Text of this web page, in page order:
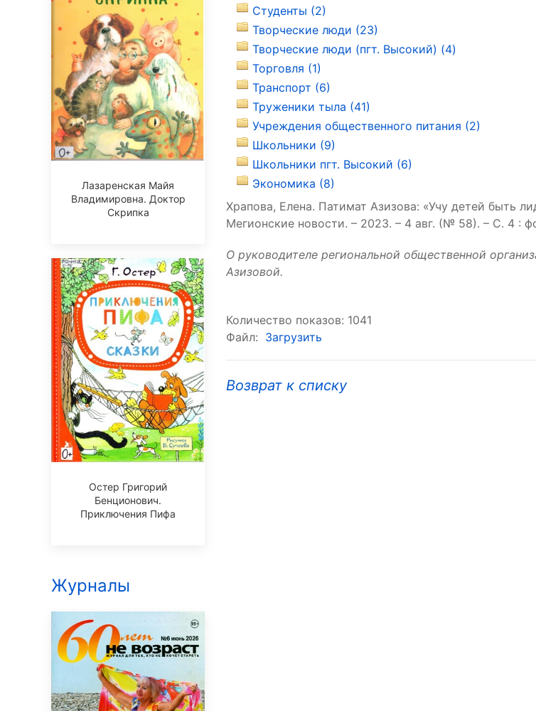
Лазаренская Майя
Владимировна. Доктор
Скрипка
Остер Григорий
Бенционович.
Приключения Пифа
Журналы
Студенты (2)
Творческие люди (23)
Творческие люди (пгт. Высокий) (4)
Торговля (1)
Транспорт (6)
Труженики тыла (41)
Учреждения общественного питания (2)
Школьники (9)
Школьники пгт. Высокий (6)
Экономика (8)
Храпова, Елена. Патимат Азизова: «Учу детей быть
Мегионские новости. – 2023. – 4 авг. (№ 58). – С. 4 :
О руководителе региональной общественной
Азизовой.
Количество показов: 1041
Файл: Загрузить
Возврат к списку